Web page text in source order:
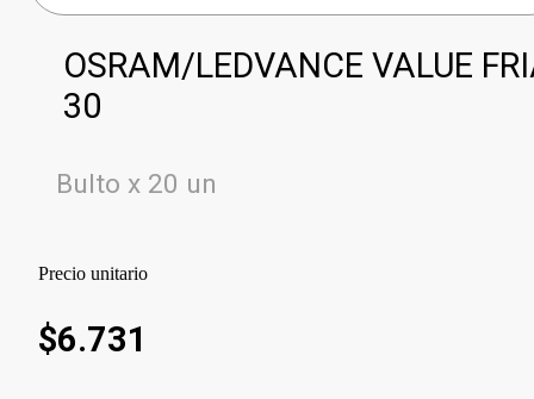
OSRAM/LEDVANCE VALUE
30
Bulto x 20 un
Precio unitario
$6.731